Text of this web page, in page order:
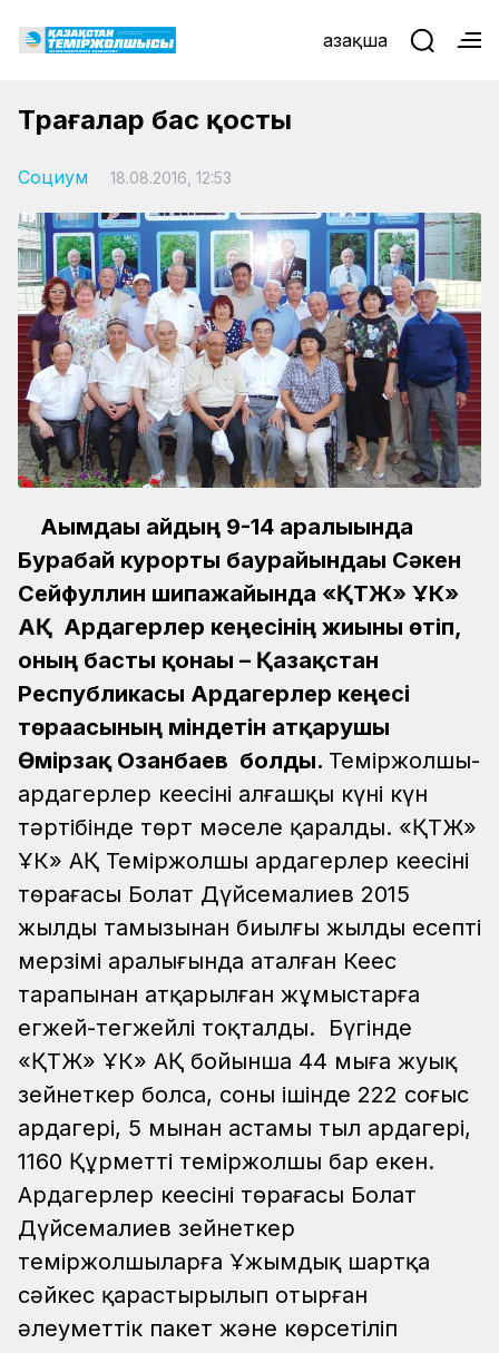
Қазақша
Төрағалар бас қосты
Социум 18.08.2016, 12:53
Ағымдағы айдың 9-14 аралығында
Бурабай курорты баурайындағы Сәкен
Сейфуллин шипажайында «ҚТЖ» ҰК»
АҚ Ардагерлер кеңесінің жиыны өтіп,
оның басты қонағы – Қазақстан
Республикасы Ардагерлер кеңесі
төрағасының міндетін атқарушы
Өмірзақ Озғанбаев болды. Теміржолшы-
ардагерлер кеңесінің алғашқы күні күн
тәртібінде төрт мәселе қаралды. «ҚТЖ»
ҰК» АҚ Теміржолшы ардагерлер кеңесінің
төрағасы Болат Дүйсемалиев 2015
жылдың тамызынан биылғы жылдың есепті
мерзімі аралығында аталған Кеңес
тарапынан атқарылған жұмыстарға
егжей-тегжейлі тоқталды. Бүгінде
«ҚТЖ» ҰК» АҚ бойынша 44 мыңға жуық
зейнеткер болса, соның ішінде 222 соғыс
ардагері, 5 мыңнан астамы тыл ардагері,
1160 Құрметті теміржолшы бар екен.
Ардагерлер кеңесінің төрағасы Болат
Дүйсемалиев зейнеткер
теміржолшыларға Ұжымдық шартқа
сәйкес қарастырылып отырған
әлеуметтік пакет және көрсетіліп